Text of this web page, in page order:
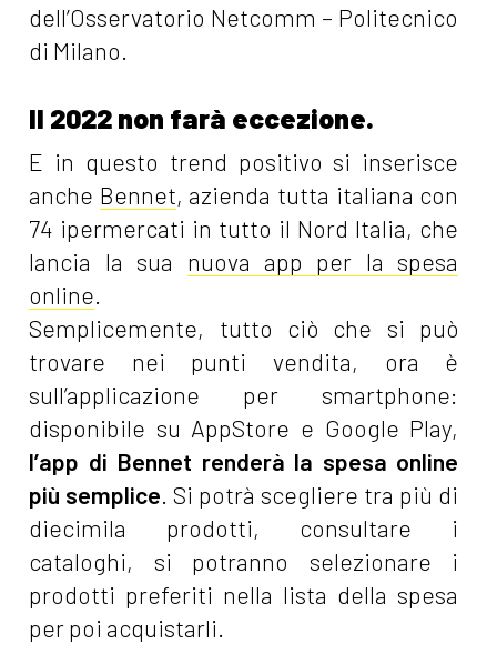
dell’Osservatorio Netcomm – Politecnico
di Milano.
Il 2022 non farà eccezione.
E in questo trend positivo si inserisce
anche Bennet, azienda tutta italiana con
74 ipermercati in tutto il Nord Italia, che
lancia la sua nuova app per la spesa
online.
Semplicemente, tutto ciò che si può
trovare nei punti vendita, ora è
sull’applicazione per smartphone:
disponibile su AppStore e Google Play,
l’app di Bennet renderà la spesa online
più semplice. Si potrà scegliere tra più di
diecimila prodotti, consultare i
cataloghi, si potranno selezionare i
prodotti preferiti nella lista della spesa
per poi acquistarli.